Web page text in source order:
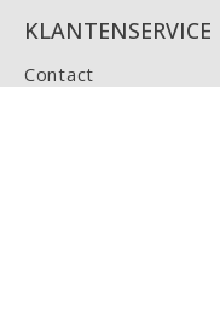
KLANTENSERVICE
Contact